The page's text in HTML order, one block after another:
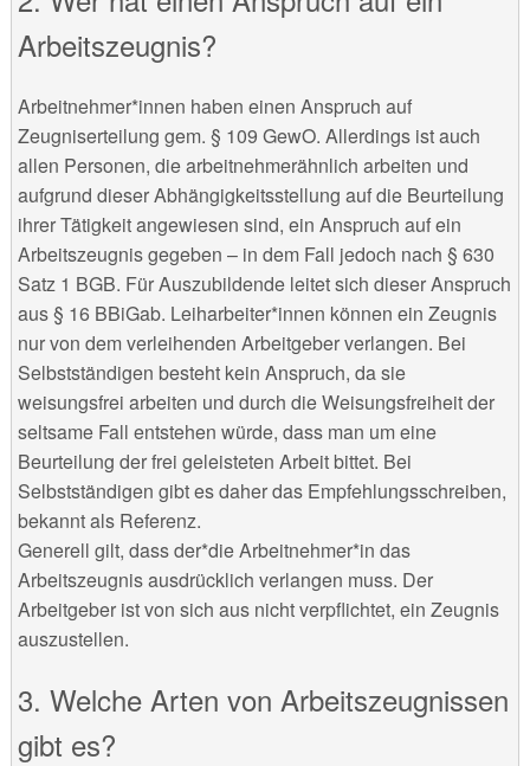
Arbeitszeugnis?
Arbeitnehmer*innen haben einen Anspruch auf
Zeugniserteilung gem. § 109 GewO. Allerdings ist auch
allen Personen, die arbeitnehmerähnlich arbeiten und
aufgrund dieser Abhängigkeitsstellung auf die Beurteilung
ihrer Tätigkeit angewiesen sind, ein Anspruch auf ein
Arbeitszeugnis gegeben – in dem Fall jedoch nach § 630
Satz 1 BGB. Für Auszubildende leitet sich dieser Anspruch
aus § 16 BBiGab. Leiharbeiter*innen können ein Zeugnis
nur von dem verleihenden Arbeitgeber verlangen. Bei
Selbstständigen besteht kein Anspruch, da sie
weisungsfrei arbeiten und durch die Weisungsfreiheit der
seltsame Fall entstehen würde, dass man um eine
Beurteilung der frei geleisteten Arbeit bittet. Bei
Selbstständigen gibt es daher das Empfehlungsschreiben,
bekannt als Referenz.
Generell gilt, dass der*die Arbeitnehmer*in das
Arbeitszeugnis ausdrücklich verlangen muss. Der
Arbeitgeber ist von sich aus nicht verpflichtet, ein Zeugnis
auszustellen.
3. Welche Arten von Arbeitszeugnissen
gibt es?